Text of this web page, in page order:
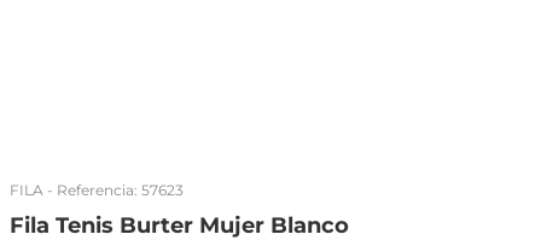
FILA - Referencia: 57623
Fila Tenis Burter Mujer Blanco